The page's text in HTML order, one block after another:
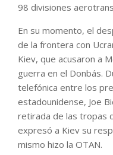
98 divisiones
En su momento, el
de la frontera con
Kiev, que acusaron a
guerra en el Donbás.
telefónica entre los
estadounidense, Joe
retirada de las tropas
expresó a Kiev su
mismo hizo la OTAN.